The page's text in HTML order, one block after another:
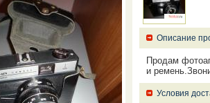
Описание
Продам
и
Условия